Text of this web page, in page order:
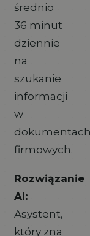
średnio
36 minut
dziennie
na
szukanie
informacji
w
firmowych.
Rozwiązanie
AI:
Asystent,
który zna